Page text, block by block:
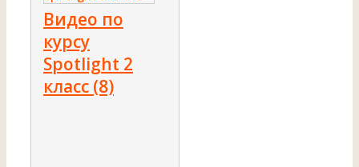
Видео по
курсу
Spotlight 2
класс (8)